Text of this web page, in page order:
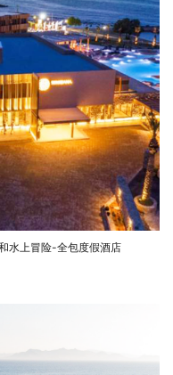
水上冒险-全包度假酒店